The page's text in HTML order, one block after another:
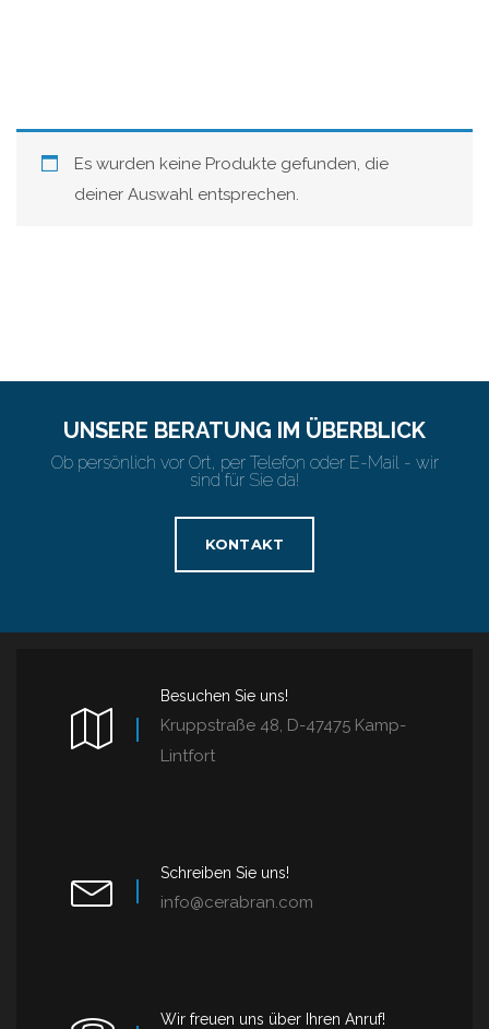
Es wurden keine Produkte gefunden, die
deiner Auswahl entsprechen.
UNSERE BERATUNG IM ÜBERBLICK
Ob persönlich vor Ort, per Telefon oder E-Mail - wir
sind für Sie da!
KONTAKT
Besuchen Sie uns!
Kruppstraße 48, D-47475 Kamp-
Lintfort
Schreiben Sie uns!
info@cerabran.com
Wir freuen uns über Ihren Anruf!